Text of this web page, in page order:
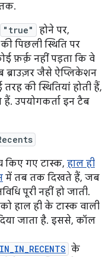
"true"
होने पर,
पिछली स्थिति पर
फ़र्क़ नहीं पड़ता कि वे
ब्राउज़र जैसे ऐप्लिकेशन
की स्थितियां होती हैं,
उपयोगकर्ता इन टैब
किए गए टास्क, हाल ही
में तब तक दिखते हैं, जब
पूरी नहीं हो जाती.
हाल ही के टास्क वाली
जाता है. इससे, कॉल
के